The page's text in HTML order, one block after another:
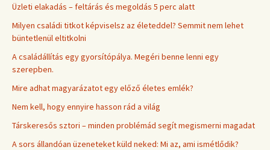
Üzleti elakadás – feltárás és megoldás 5 perc alatt
Milyen családi titkot képviselsz az életeddel? Semmit nem lehet
büntetlenül eltitkolni
A családállítás egy gyorsítópálya. Megéri benne lenni egy
szerepben.
Mire adhat magyarázatot egy előző életes emlék?
Nem kell, hogy ennyire hasson rád a világ
Társkeresős sztori – minden problémád segít megismerni magadat
A sors állandóan üzeneteket küld neked: Mi az, ami ismétlődik?